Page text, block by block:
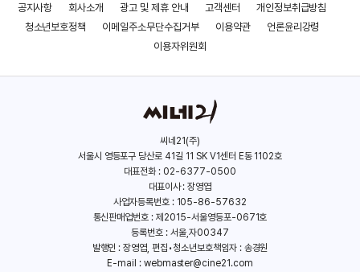
＜드래곤 길들이기＞ 남들과는 다른
바이킹, 히컵
우정
＜드래곤 길들이기＞ 생생하게 재탄생한
레전드 명작
＜드래곤 길들이기＞ 히컵의 투.친.소
영상
공지사항 회사소개 광고 및 제휴 안내 고객센터
개인정보취급방침
청소년보호정책
이메일주소무단수집거부 이용약관
언론윤리강령
이용자위원회
씨네21(주)
서울시 영등포구 당산로 41길 11 SK V1센터 E동 1102호
대표전화 : 02-6377-0500
대표이사 : 장영엽
사업자등록번호 : 105-86-57632
통신판매업번호 : 제2015-서울영등포-0671호
등록번호 : 서울,자00347
발행인 : 장영엽, 편집•청소년보호책임자 : 송경원
E-mail : webmaster@cine21.com